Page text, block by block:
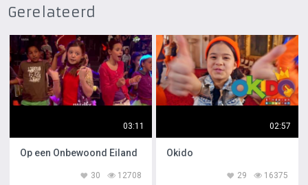
Gerelateerd
03:11
Op een Onbewoond Eiland
12708
30
02:57
Okido
16375
29